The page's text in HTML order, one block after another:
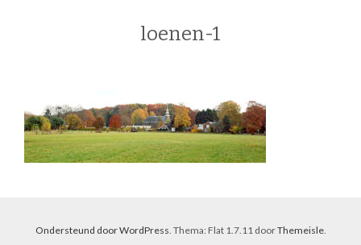
loenen-1
Ondersteund door WordPress. Thema: Flat 1.7.11 doorThemeisle.